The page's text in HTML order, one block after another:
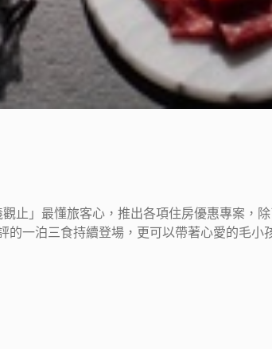
止」最懂旅客心，推出各項住房優惠專案，
的一泊三食持續登場，更可以帶著心愛的毛小